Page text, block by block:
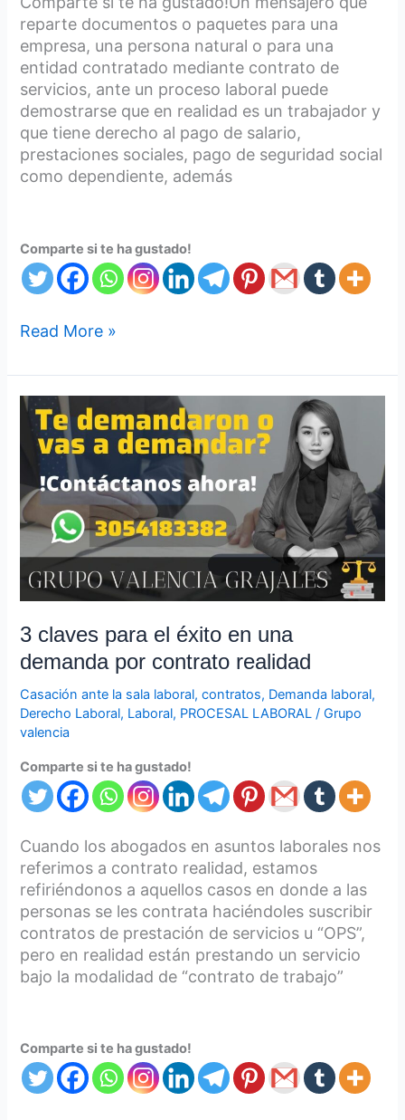
reparte documentos o paquetes para una
empresa, una persona natural o para una
entidad contratado mediante contrato de
servicios, ante un proceso laboral puede
demostrarse que en realidad es un trabajador y
que tiene derecho al pago de salario,
prestaciones sociales, pago de seguridad social
como dependiente, además
Comparte si te ha gustado!
Read More »
3 claves para el éxito en una
demanda por contrato realidad
Casación ante la sala laboral,contratos, Demanda laboral,
Derecho Laboral, Laboral, PROCESAL LABORAL /Grupo
valencia
Comparte si te ha gustado!
Cuando los abogados en asuntos laborales nos
referimos a contrato realidad, estamos
refiriéndonos a aquellos casos en donde a las
personas se les contrata haciéndoles suscribir
contratos de prestación de servicios u “OPS”,
pero en realidad están prestando un servicio
bajo la modalidad de “contrato de trabajo”
Comparte si te ha gustado!
3
claves
para
éxito
en
una
demanda
por
contrato
realidad